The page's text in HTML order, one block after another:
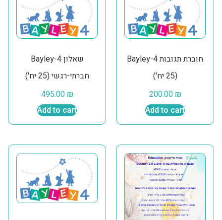
Bayley-4 שאלון
חברתי-רגשי (25 יח')
495.00 ₪
Add to cart
Bayley-4 חוברת תגובות
(25 יח')
200.00 ₪
Add to cart